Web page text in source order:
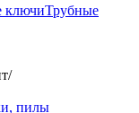
ключиТрубные
/
пилы